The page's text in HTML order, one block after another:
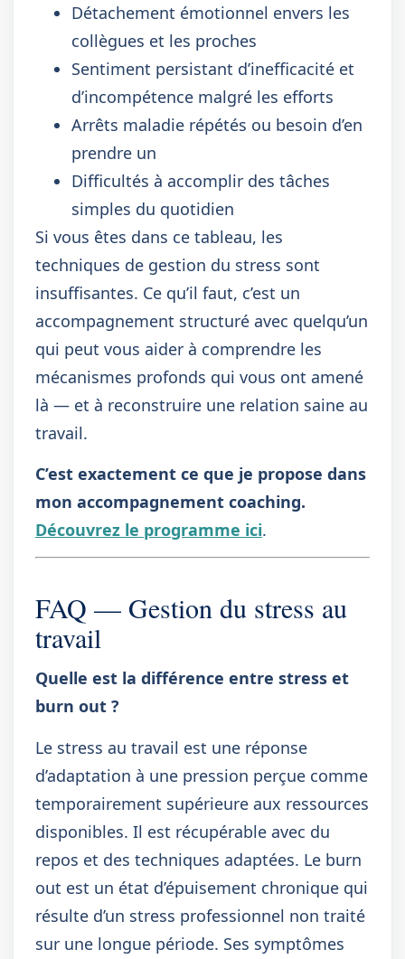
Détachement émotionnel envers les
collègues et les proches
Sentiment persistant d’inefficacité et
d’incompétence malgré les efforts
Arrêts maladie répétés ou besoin d’en
prendre un
Difficultés à accomplir des tâches
simples du quotidien
Si vous êtes dans ce tableau, les
techniques de gestion du stress sont
insuffisantes. Ce qu’il faut, c’est un
accompagnement structuré avec quelqu’un
qui peut vous aider à comprendre les
mécanismes profonds qui vous ont amené
là — et à reconstruire une relation saine au
travail.
C’est exactement ce que je propose dans
mon accompagnement coaching.
Découvrez le programme ici.
FAQ — Gestion du stress au
travail
Quelle est la différence entre stress et
burn out ?
Le stress au travail est une réponse
d’adaptation à une pression perçue comme
temporairement supérieure aux ressources
disponibles. Il est récupérable avec du
repos et des techniques adaptées. Le burn
out est un état d’épuisement chronique qui
résulte d’un stress professionnel non traité
sur une longue période. Ses symptômes